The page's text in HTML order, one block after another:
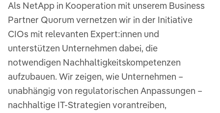
Als NetApp in Kooperation mit unserem Business
Partner Quorum vernetzen wir in der Initiative
CIOs mit relevanten Expert:innen und
unterstützen Unternehmen dabei, die
notwendigen Nachhaltigkeitskompetenzen
aufzubauen. Wir zeigen, wie Unternehmen –
unabhängig von regulatorischen Anpassungen –
nachhaltige IT-Strategien vorantreiben,